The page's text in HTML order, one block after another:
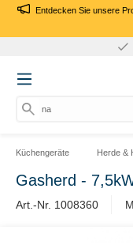
Entdecken Sie unsere
nac
Küchengeräte Herde &
Gasherd -
Art.-Nr. 1008360